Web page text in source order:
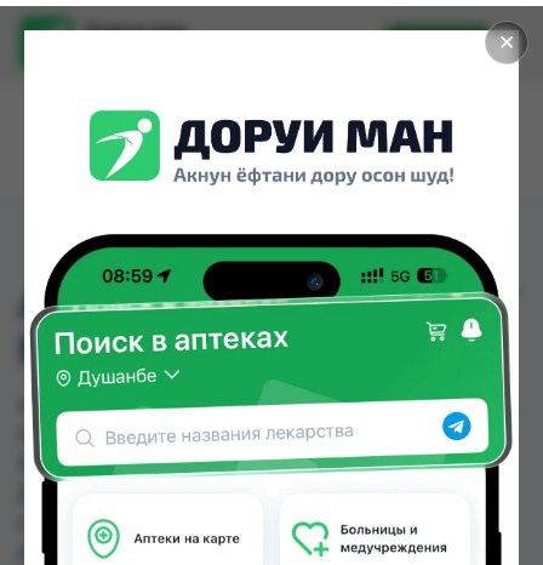
✕
Доруи ман
Установить
АМОД-БИС ТБ 5МГ/5МГ
№30
АМОД-БИС ТБ 5МГ/5МГ №30 можно купить или
заказать в аптеках, Аптека + 24/7, Аптека
Алфавит, Ватан №1, Ватан №2, Дору Фарм №20,
цене от 45.00 TJS до 51.40 TJS в Душанбе и
других городах Таджикистана